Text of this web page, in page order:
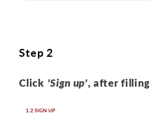
Step 2
Click 'Sign up', after